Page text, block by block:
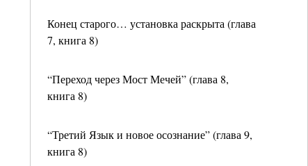
Конец старого… установка раскрыта (глава
7, книга 8)
“Переход через Мост Мечей” (глава 8,
книга 8)
“Третий Язык и новое осознание” (глава 9,
книга 8)